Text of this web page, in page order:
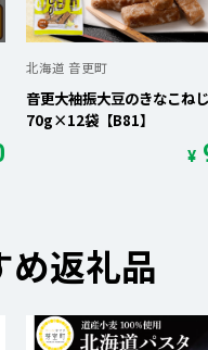
北海道 音更町
音更大袖振大豆のきなこね
70g×12袋【B81】
¥
め返礼品